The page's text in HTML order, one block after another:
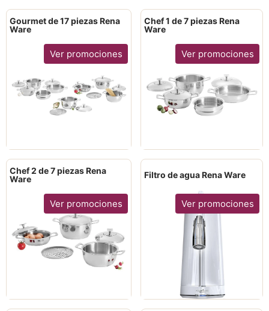
Gourmet de 17 piezas Rena
Ware
Ver promociones
Chef 1 de 7 piezas Rena
Ware
Ver promociones
Chef 2 de 7 piezas Rena
Ware
Ver promociones
Filtro de agua Rena Ware
Ver promociones